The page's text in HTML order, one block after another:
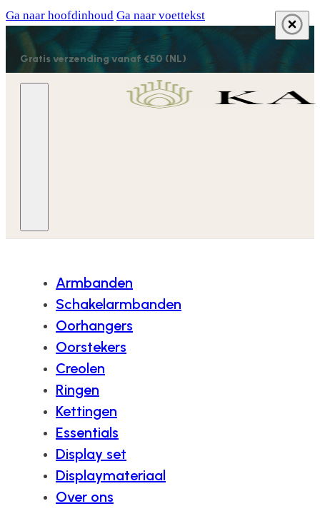
Ga naar hoofdinhoud Ga naar voettekst
Gratis verzending vanaf €50 (NL)
Armbanden
Schakelarmbanden
Oorhangers
Oorstekers
Creolen
Ringen
Kettingen
Essentials
Display set
Displaymateriaal
Over ons